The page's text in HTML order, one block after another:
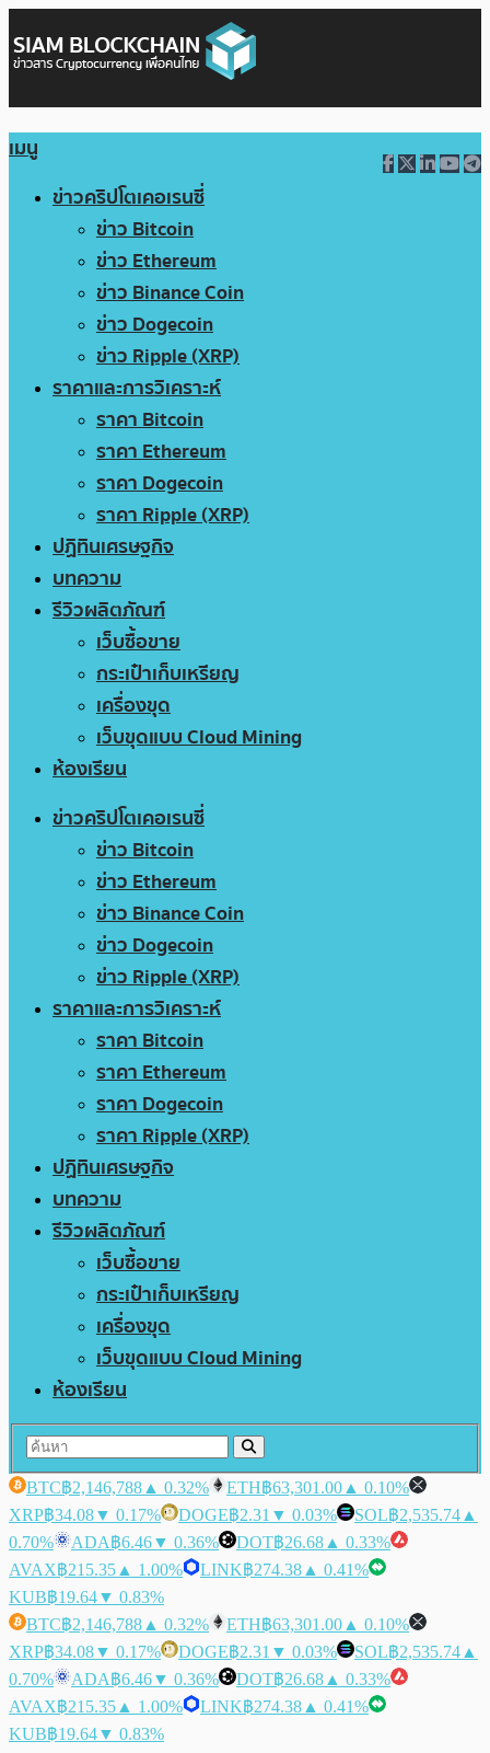
เมนู
ข่าวคริปโตเคอเรนซี่
ข่าว Bitcoin
ข่าว Ethereum
ข่าว Binance Coin
ข่าว Dogecoin
ข่าว Ripple (XRP)
ราคาและการวิเคราะห์
ราคา Bitcoin
ราคา Ethereum
ราคา Dogecoin
ราคา Ripple (XRP)
ปฏิทินเศรษฐกิจ
บทความ
รีวิวผลิตภัณฑ์
เว็บซื้อขาย
กระเป๋าเก็บเหรียญ
เครื่องขุด
เว็บขุดแบบ Cloud Mining
ห้องเรียน
ข่าวคริปโตเคอเรนซี่
ข่าว Bitcoin
ข่าว Ethereum
ข่าว Binance Coin
ข่าว Dogecoin
ข่าว Ripple (XRP)
ราคาและการวิเคราะห์
ราคา Bitcoin
ราคา Ethereum
ราคา Dogecoin
ราคา Ripple (XRP)
ปฏิทินเศรษฐกิจ
บทความ
รีวิวผลิตภัณฑ์
เว็บซื้อขาย
กระเป๋าเก็บเหรียญ
เครื่องขุด
เว็บขุดแบบ Cloud Mining
ห้องเรียน
BTC฿2,146,788 ▲ 0.32% ETH฿63,301.00 ▲ 0.10%
XRP฿34.08▼ 0.17% DOGE฿2.31 ▼ 0.03% SOL฿2,535.74 ▲
0.70%
ADA฿6.46▼ 0.36% DOT฿26.68 ▲ 0.33%
AVAX฿215.35 ▲ 1.00% LINK฿274.38 ▲ 0.41%
KUB฿19.64▼ 0.83%
BTC฿2,146,788 ▲ 0.32% ETH฿63,301.00 ▲ 0.10%
XRP฿34.08▼ 0.17% DOGE฿2.31 ▼ 0.03% SOL฿2,535.74 ▲
0.70%
ADA฿6.46▼ 0.36% DOT฿26.68 ▲ 0.33%
AVAX฿215.35 ▲ 1.00% LINK฿274.38 ▲ 0.41%
KUB฿19.64▼ 0.83%